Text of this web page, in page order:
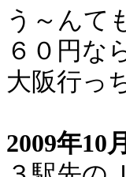
う～んて
６０円な
大阪行っ
2009年10